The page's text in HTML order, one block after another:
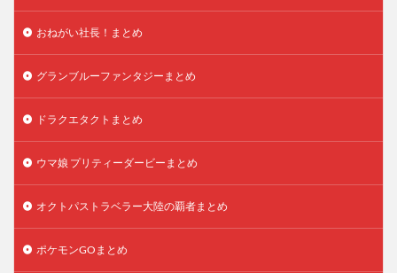
おねがい社長！まとめ
グランブルーファンタジーまとめ
ドラクエタクトまとめ
ウマ娘 プリティーダービーまとめ
オクトパストラベラー大陸の覇者まとめ
ポケモンGOまとめ